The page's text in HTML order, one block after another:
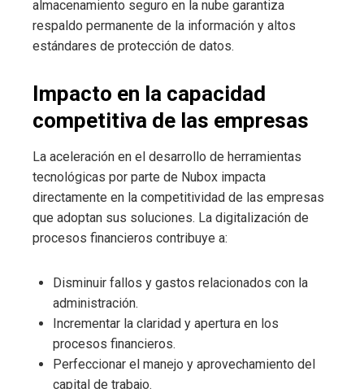
almacenamiento seguro en la nube garantiza
respaldo permanente de la información y altos
estándares de protección de datos.
Impacto en la capacidad
competitiva de las empresas
La aceleración en el desarrollo de herramientas
tecnológicas por parte de Nubox impacta
directamente en la competitividad de las empresas
que adoptan sus soluciones. La digitalización de
procesos financieros contribuye a:
Disminuir fallos y gastos relacionados con la
administración.
Incrementar la claridad y apertura en los
procesos financieros.
Perfeccionar el manejo y aprovechamiento del
capital de trabajo.